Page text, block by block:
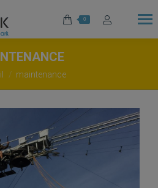
0
ici :
maintenance